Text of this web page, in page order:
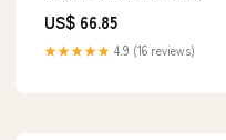
US$ 66.85
★★★★★ 4.9 (16 reviews)